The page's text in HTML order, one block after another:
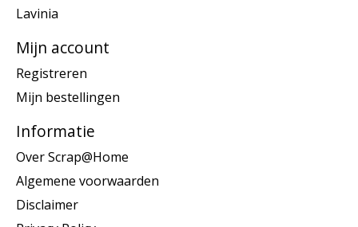
Lavinia
Mijn account
Registreren
Mijn bestellingen
Informatie
Over Scrap@Home
Algemene voorwaarden
Disclaimer